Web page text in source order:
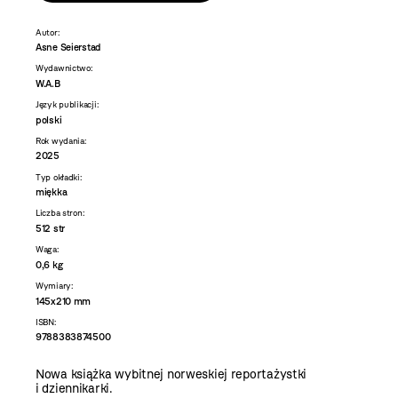
Autor:
Asne Seierstad
Wydawnictwo:
W.A.B
Język publikacji:
polski
Rok wydania:
2025
Typ okładki:
miękka
Liczba stron:
512 str
Waga:
0,6 kg
Wymiary:
145x210 mm
ISBN:
9788383874500
Nowa książka wybitnej norweskiej reportażystki
i dziennikarki.